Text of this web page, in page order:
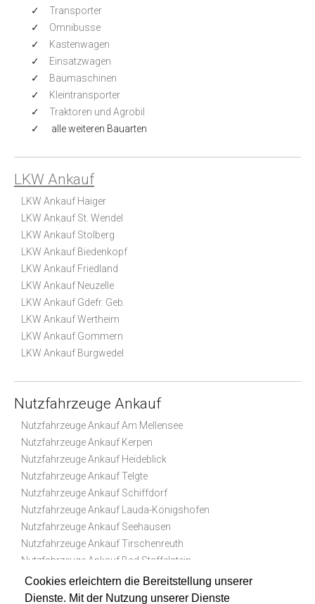
Cookies erleichtern die Bereitstellung unserer
Dienste. Mit der Nutzung unserer Dienste
Transporter
Omnibusse
Kastenwagen
Einsatzwagen
Baumaschinen
Kleintransporter
Traktoren und Agrobil
alle weiteren Bauarten
LKW Ankauf
LKW Ankauf Haiger
LKW Ankauf St. Wendel
LKW Ankauf Stolberg
LKW Ankauf Biedenkopf
LKW Ankauf Friedland
LKW Ankauf Neuzelle
LKW Ankauf Gdefr. Geb.
LKW Ankauf Wertheim
LKW Ankauf Gommern
LKW Ankauf Burgwedel
Nutzfahrzeuge Ankauf
Nutzfahrzeuge Ankauf Am Mellensee
Nutzfahrzeuge Ankauf Kerpen
Nutzfahrzeuge Ankauf Heideblick
Nutzfahrzeuge Ankauf Telgte
Nutzfahrzeuge Ankauf Schiffdorf
Nutzfahrzeuge Ankauf Lauda-Königshofen
Nutzfahrzeuge Ankauf Seehausen
Nutzfahrzeuge Ankauf Tirschenreuth
Nutzfahrzeuge Ankauf Bad Staffelstein
Nutzfahrzeuge Ankauf Osterholz-Scharmbeck